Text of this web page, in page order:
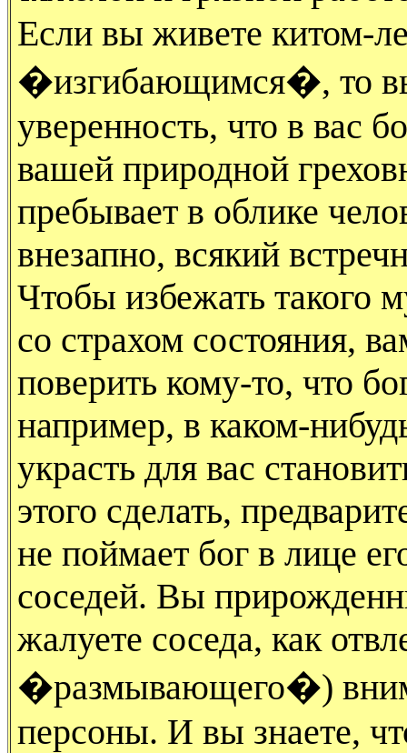
Если вы живете китом-
�изгибающимся�, то
уверенность, что в вас
вашей природной
пребывает в облике
внезапно, всякий
Чтобы избежать такого
со страхом состояния,
поверить кому-то, что
например, в каком-
украсть для вас
этого сделать,
не поймает бог в лице
соседей. Вы
жалуете соседа, как
�размывающего�)
персоны. И вы знаете,